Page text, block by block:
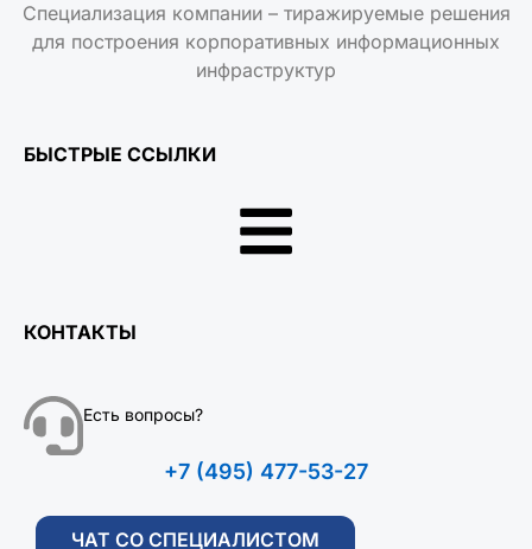
Специализация компании – тиражируемые решения
для построения корпоративных информационных
инфраструктур
БЫСТРЫЕ ССЫЛКИ
КОНТАКТЫ
Есть вопросы?
+7 (495) 477-53-27
ЧАТ СО СПЕЦИАЛИСТОМ